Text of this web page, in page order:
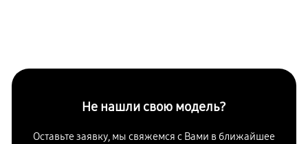
Не нашли свою модель?
Оставьте заявку, мы свяжемся с Вами в ближайшее